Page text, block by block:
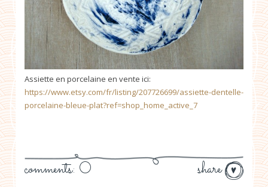
Assiette en porcelaine en vente ici:
https://www.etsy.com/fr/listing/207726699/assiette-dentelle-
porcelaine-bleue-plat?ref=shop_home_active_7
share
comments: 0